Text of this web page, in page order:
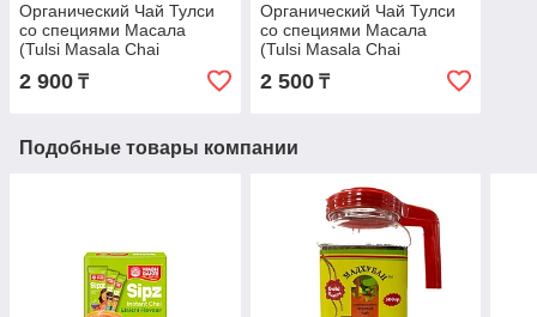
Органический Чай Тулси
со специями Масала
(Tulsi Masala Chai
ORGANIC INDIA), 100 г.
2 900 ₸
Органический Чай Тулси
со специями Масала
(Tulsi Masala Chai
ORGANIC INDIA), 25
пакетиков.
2 500₸
Подобные товары компании